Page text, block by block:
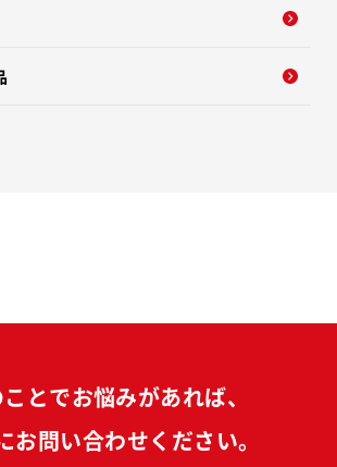
とでお悩みがあれば、
お問い合わせください。